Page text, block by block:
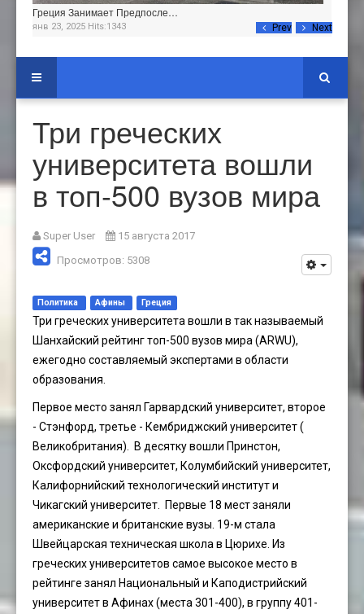
Prev Next
Греция Занимает Предпосле…
янв 23, 2025 Hits:1343
Три греческих
университета вошли
в топ-500 вузов мира
Super User
15 августа 2017
Просмотров: 5308
Политика Афины Греция
Три греческих университета вошли в так называемый
Шанхайский рейтинг топ-500 вузов мира (ARWU),
ежегодно составляемый экспертами в области
образования.
Первое место занял Гарвардский университет, второе
- Стэнфорд, третье - Кембриджский университет (
Великобритания). В десятку вошли Принстон,
Оксфордский университет, Колумбийский университет,
Калифорнийский технологический институт и
Чикагский университет. Первые 18 мест заняли
американские и британские вузы. 19-м стала
Швейцарская техническая школа в Цюрихе. Из
греческих университетов самое высокое место в
рейтинге занял Национальный и Каподистрийский
университет в Афинах (места 301-400), в группу 401-